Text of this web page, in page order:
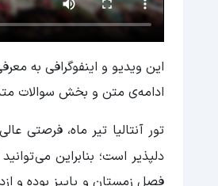
این ویدیو و اینفوگرافی به
ادامه‌ی متن و بخش سوالات
تور آنتالیا تیر ماه، فرصتی
دلپذیر است؛ بنابراین می‌
فصل زمستان و پاییز بوده و